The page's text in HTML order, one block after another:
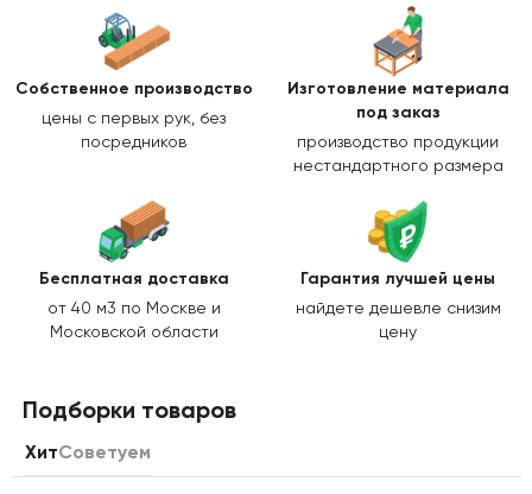
Собственное производство
цены с первых рук, без
посредников
Изготовление материала
под заказ
производство продукции
нестандартного размера
Бесплатная доставка
от 40 м3 по Москве и
Московской области
Гарантия лучшей цены
найдете дешевле снизим
цену
Подборки товаров
ХитСоветуем